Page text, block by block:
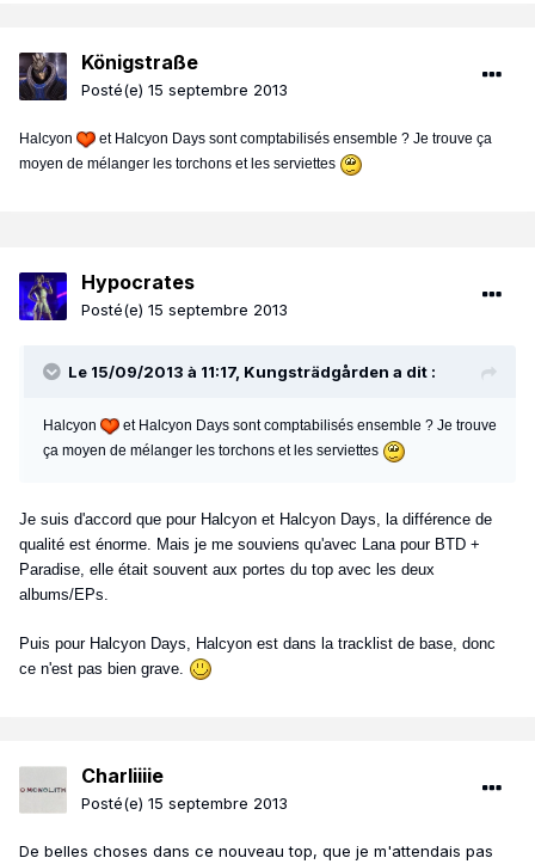
Königstraße
Posté(e) 15 septembre 2013
Halcyon
et Halcyon Days sont comptabilisés ensemble ? Je trouve ça
moyen de mélanger les torchons et les serviettes
Hypocrates
Posté(e) 15 septembre 2013
Le 15/09/2013 à 11:17, Kungsträdgården a dit :
Halcyon
et Halcyon Days sont comptabilisés ensemble ? Je trouve
ça moyen de mélanger les torchons et les serviettes
Je suis d'accord que pour Halcyon et Halcyon Days, la différence de
qualité est énorme. Mais je me souviens qu'avec Lana pour BTD +
Paradise, elle était souvent aux portes du top avec les deux
albums/EPs.
Puis pour Halcyon Days, Halcyon est dans la tracklist de base, donc
ce n'est pas bien grave.
Charliiiie
Posté(e) 15 septembre 2013
De belles choses dans ce nouveau top, que je m'attendais pas